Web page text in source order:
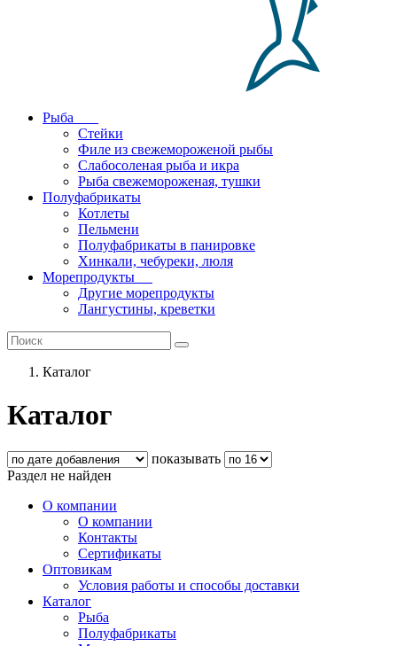
Рыба
Стейки
Филе из свежемороженой рыбы
Слабосоленая рыба и икра
Рыба свежемороженая, тушки
Полуфабрикаты
Котлеты
Пельмени
Полуфабрикаты в панировке
Хинкали, чебуреки, люля
Морепродукты
Другие морепродукты
Лангустины, креветки
Каталог
Каталог
показывать
Раздел не найден
О компании
О компании
Контакты
Сертификаты
Оптовикам
Условия работы и способы доставки
Каталог
Рыба
Полуфабрикаты